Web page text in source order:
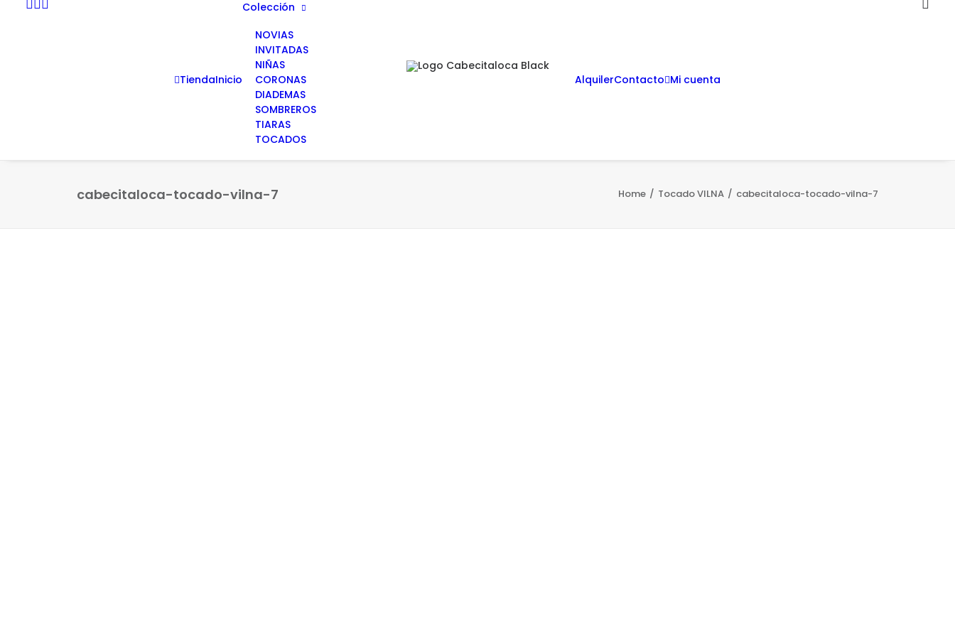
TiendaInicio
Colección
NOVIAS
INVITADAS
NIÑAS
CORONAS
DIADEMAS
SOMBREROS
TIARAS
TOCADOS
AlquilerContacto Mi cuenta
cabecitaloca-tocado-vilna-7 Home Tocado VILNA cabecitaloca-tocado-vilna-7